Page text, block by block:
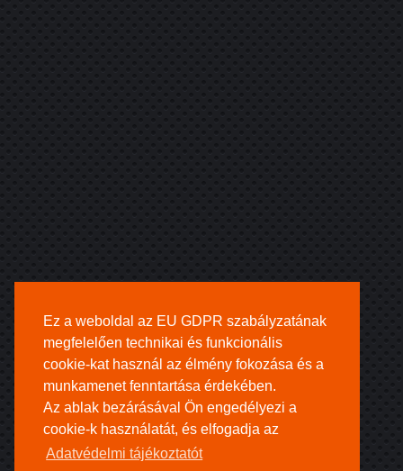
Ez a weboldal az EU GDPR szabályzatának
megfelelően technikai és funkcionális
cookie-kat használ az élmény fokozása és a
munkamenet fenntartása érdekében.
Az ablak bezárásával Ön engedélyezi a
cookie-k használatát, és elfogadja az
Adatvédelmi tájékoztatót